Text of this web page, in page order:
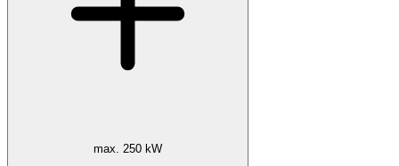
max. 250 kW